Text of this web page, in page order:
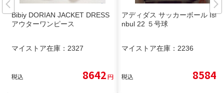
Bibiy DORIAN JACKET DRESS
アウターワンピース
マイストア在庫： 2327
税込 8642円
アディダス サッカーボール Ista
nbul 22 ５号球
マイストア在庫： 2236
税込 8584